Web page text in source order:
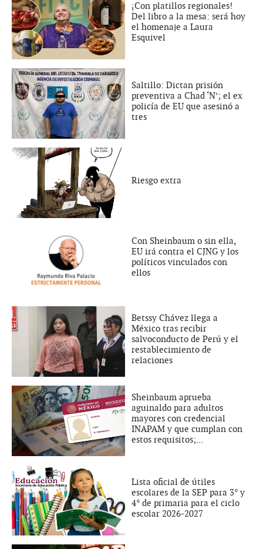
¡Con platillos regionales!
Del libro a la mesa: será hoy
el homenaje a Laura
Esquivel
Saltillo: Dictan prisión
preventiva a Chad ‘N’; el ex
policía de EU que asesinó a
tres
Riesgo extra
Con Sheinbaum o sin ella,
EU irá contra el CJNG y los
políticos vinculados con
ellos
Betssy Chávez llega a
México tras recibir
salvoconducto de Perú y el
restablecimiento de
relaciones
Sheinbaum aprueba
aguinaldo para adultos
mayores con credencial
INAPAM y que cumplan con
estos requisitos;...
Lista oficial de útiles
escolares de la SEP para 3° y
4° de primaria para el ciclo
escolar 2026-2027